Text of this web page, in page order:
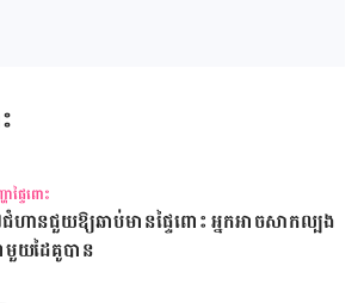
ាផ្ទៃពោះ
ហានជួយឱ្យឆាប់មានផ្ទៃពោះ អ្នកអាចសាកល្បង
មួយដៃគូបាន